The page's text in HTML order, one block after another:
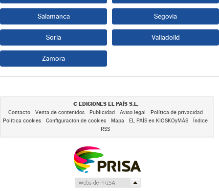
Salamanca Segovia
Soria Valladolid
Zamora
© EDICIONES EL PAÍS S.L.
Contacto Venta de contenidos Publicidad Aviso legal
Política de privacidad
Política cookies
Configuración de cookies Mapa EL PAÍS en KIOSKOyMÁS
Índice
RSS